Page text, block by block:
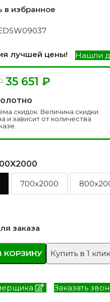
и пвх
РФ Двери
34
в избранное
лучшей цены! Нашли
35 651₽
скидок. Величина скидки
и зависит от количества
700x2000
заказа
КОРЗИНУ Купить в 1 клик
Заказать